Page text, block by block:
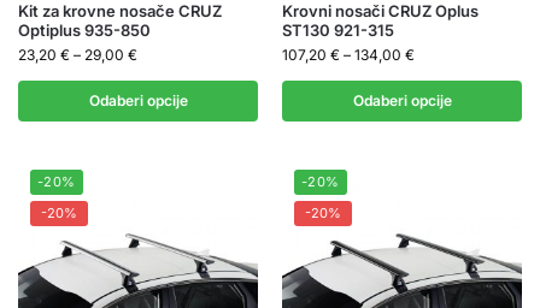
Kit za krovne nosače CRUZ
Optiplus 935-850
23,20 € – 29,00 €
Odaberi opcije
Krovni nosači CRUZ Oplus
ST130 921-315
107,20 € – 134,00 €
Odaberi opcije
-20%
-20%
-20%
-20%